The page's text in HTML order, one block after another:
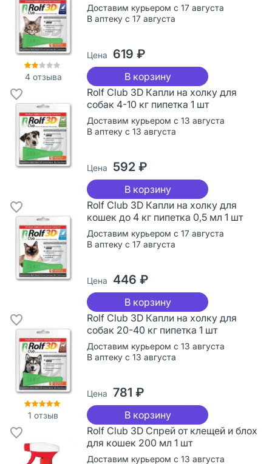
4отзыва
Доставим курьером с 17 августа
В аптеку с 17 августа
Цена 619 ₽
В корзину
Rolf Club 3D Капли на холку для
собак 4-10 кг пипетка 1 шт
Доставим курьером с 13 августа
В аптеку с 13 августа
Цена 592 ₽
В корзину
Rolf Club 3D Капли на холку для
кошек до 4 кг пипетка 0,5 мл 1 шт
Доставим курьером с 17 августа
В аптеку с 17 августа
Цена 446 ₽
В корзину
1 отзыв
Rolf Club 3D Капли на холку для
собак 20-40 кг пипетка 1 шт
Доставим курьером с 13 августа
В аптеку с 13 августа
Цена 781 ₽
В корзину
Rolf Club 3D Спрей от клещей и блох
для кошек 200 мл 1 шт
Доставим курьером с 13 августа